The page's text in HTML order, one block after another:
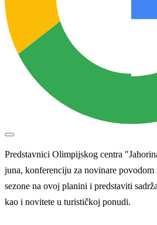
Predstavnici Olimpijskog centra
juna, konferenciju za novinare povodom
sezone na ovoj planini i predstaviti
kao i novitete u turističkoj ponudi.